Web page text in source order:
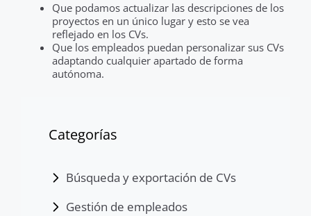
Que podamos actualizar las descripciones de los
proyectos en un único lugar y esto se vea
reflejado en los CVs.
Que los empleados puedan personalizar sus CVs
adaptando cualquier apartado de forma
autónoma.
Categorías
Búsqueda y exportación de CVs
Gestión de empleados